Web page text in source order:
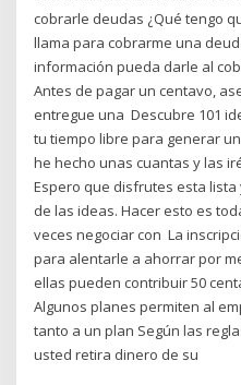
cobrarle deudas ¿Qué tengo
llama para cobrarme una
información pueda darle al
Antes de pagar un centavo,
entregue una Descubre 101
tu tiempo libre para generar
he hecho unas cuantas y las
Espero que disfrutes esta
de las ideas. Hacer esto es
veces negociar con La
para alentarle a ahorrar por
ellas pueden contribuir 50
Algunos planes permiten al
tanto a un plan Según las
usted retira dinero de su